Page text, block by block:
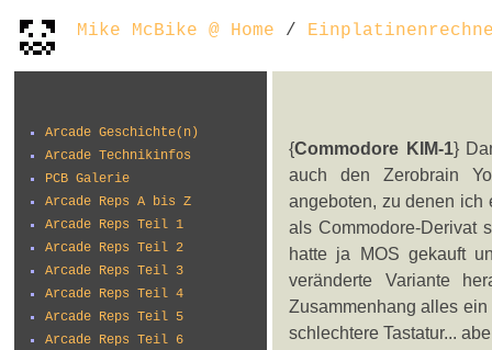
Mike McBike @ Home /
Arcade Geschichte(n)
Arcade Technikinfos
PCB Galerie
Arcade Reps A bis Z
Arcade Reps Teil 1
Arcade Reps Teil 2
Arcade Reps Teil 3
Arcade Reps Teil 4
Arcade Reps Teil 5
Arcade Reps Teil 6
{Commodore KIM-1}
auch den Zerobrain
angeboten, zu denen ich
als Commodore-Derivat
hatte ja MOS gekauft
veränderte Variante
Zusammenhang alles
schlechtere Tastatur...